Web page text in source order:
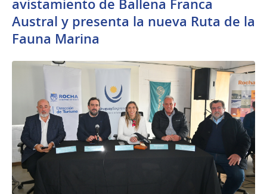
avistamiento de Ballena Franca
Austral y presenta la nueva Ruta de la
Fauna Marina